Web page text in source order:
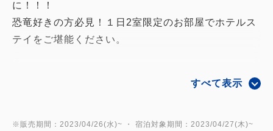
に！！！
恐竜好きの方必見！１日2室限定のお部屋でホテルス
テイをご堪能ください。
※お土産の種類はランダムとなります。
すべて表示
※販売期間：2023/04/26(水)~ ・ 宿泊対象期間：2023/04/27(木)~